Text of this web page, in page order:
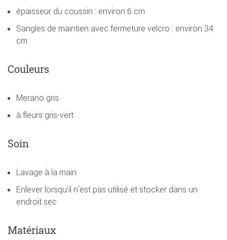
épaisseur du coussin : environ 6 cm
Sangles de maintien avec fermeture velcro : environ 34
cm
Couleurs
Merano gris
à fleurs gris-vert
Soin
Lavage à la main
Enlever lorsqu'il n'est pas utilisé et stocker dans un
endroit sec
Matériaux